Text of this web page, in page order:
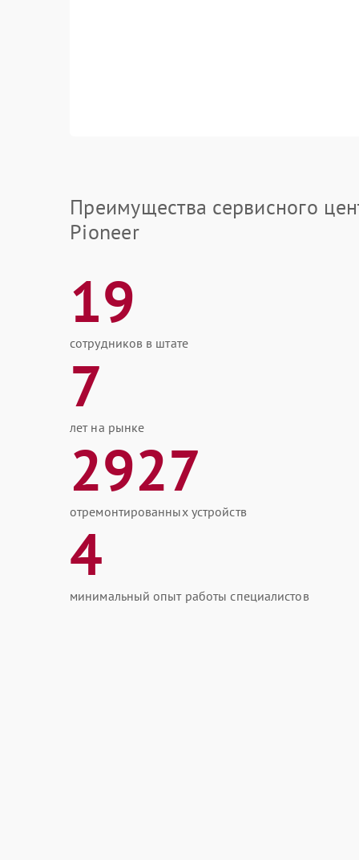
Преимущества сервисного
Pioneer
19
сотрудников в штате
7
лет на рынке
2927
отремонтированных устройств
4
минимальный опыт работы специалистов